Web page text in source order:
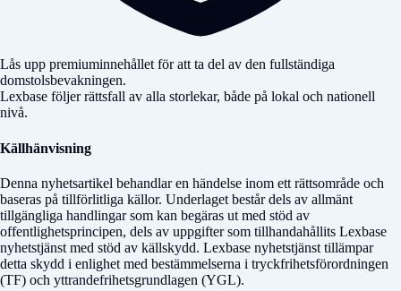
Lås upp premiuminnehållet för att ta del av den fullständiga
domstolsbevakningen.
Lexbase följer rättsfall av alla storlekar, både på lokal och nationell
nivå.
Källhänvisning
Denna nyhetsartikel behandlar en händelse inom ett rättsområde och
baseras på tillförlitliga källor. Underlaget består dels av allmänt
tillgängliga handlingar som kan begäras ut med stöd av
offentlighetsprincipen, dels av uppgifter som tillhandahållits Lexbase
nyhetstjänst med stöd av källskydd. Lexbase nyhetstjänst tillämpar
detta skydd i enlighet med bestämmelserna i tryckfrihetsförordningen
(TF) och yttrandefrihetsgrundlagen (YGL).